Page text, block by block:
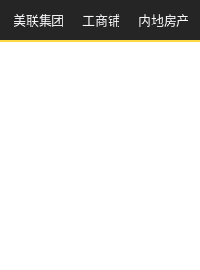
美联集团 工商铺 内地房产